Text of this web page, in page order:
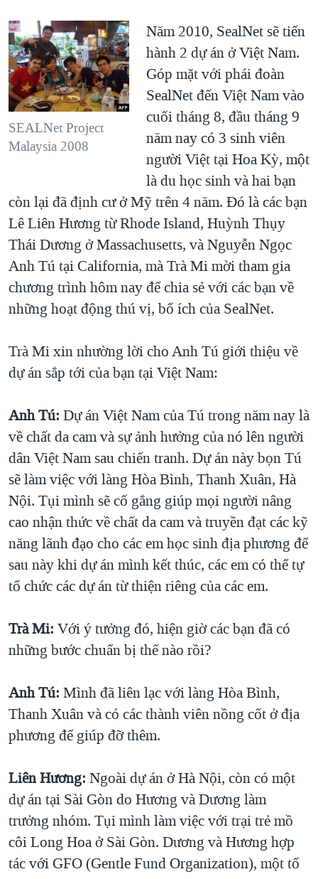
SEALNet Project
Malaysia 2008
Năm 2010, SealNet sẽ tiến
hành 2 dự án ở Việt Nam.
Góp mặt với phái đoàn
SealNet đến Việt Nam vào
cuối tháng 8, đầu tháng 9
năm nay có 3 sinh viên
người Việt tại Hoa Kỳ, một
là du học sinh và hai bạn
còn lại đã định cư ở Mỹ trên 4 năm. Đó là các bạn
Lê Liên Hương từ Rhode Island, Huỳnh Thụy
Thái Dương ở Massachusetts, và Nguyễn Ngọc
Anh Tú tại California, mà Trà Mi mời tham gia
chương trình hôm nay để chia sẻ với các bạn về
những hoạt động thú vị, bổ ích của SealNet.
Trà Mi xin nhường lời cho Anh Tú giới thiệu về
dự án sắp tới của bạn tại Việt Nam:
Anh Tú: Dự án Việt Nam của Tú trong năm nay là
về chất da cam và sự ảnh hưởng của nó lên người
dân Việt Nam sau chiến tranh. Dự án này bọn Tú
sẽ làm việc với làng Hòa Bình, Thanh Xuân, Hà
Nội. Tụi mình sẽ cố gắng giúp mọi người nâng
cao nhận thức về chất da cam và truyền đạt các kỹ
năng lãnh đạo cho các em học sinh địa phương để
sau này khi dự án mình kết thúc, các em có thể tự
tổ chức các dự án từ thiện riêng của các em.
Trà Mi: Với ý tưởng đó, hiện giờ các bạn đã có
những bước chuẩn bị thế nào rồi?
Anh Tú: Mình đã liên lạc với làng Hòa Bình,
Thanh Xuân và có các thành viên nồng cốt ở địa
phương để giúp đỡ thêm.
Liên Hương: Ngoài dự án ở Hà Nội, còn có một
dự án tại Sài Gòn do Hương và Dương làm
trưởng nhóm. Tụi mình làm việc với trại trẻ mồ
côi Long Hoa ở Sài Gòn. Dương và Hương hợp
tác với GFO (Gentle Fund Organization), một tổ